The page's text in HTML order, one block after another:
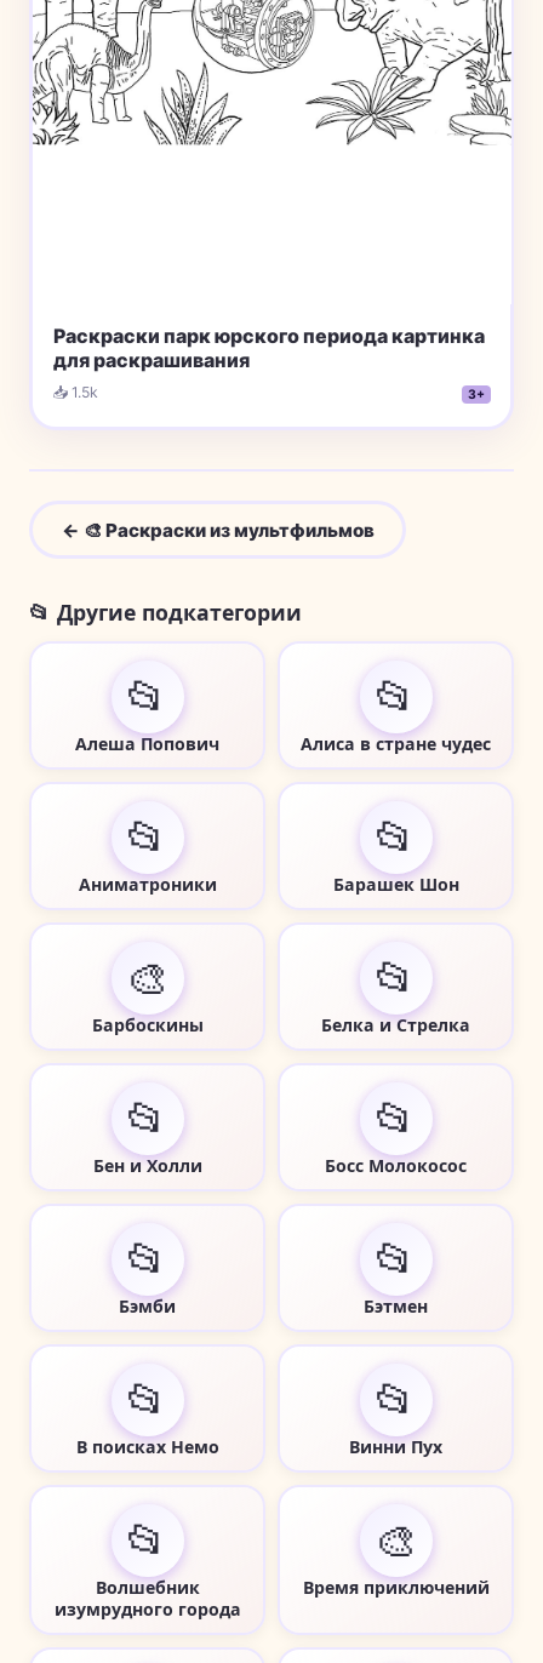
Раскраски парк юрского периода картинка
для раскрашивания
📥 1.5k 3+
← 🎨 Раскраски из мультфильмов
📂 Другие подкатегории
📂
Алеша Попович
📂
Алиса в стране чудес
📂
Аниматроники
📂
Барашек Шон
🎨
Барбоскины
📂
Белка и Стрелка
📂
Бен и Холли
📂
Босс Молокосос
📂
Бэмби
📂
Бэтмен
📂
В поисках Немо
📂
Винни Пух
📂
Волшебник
изумрудного города
🎨
Время приключений